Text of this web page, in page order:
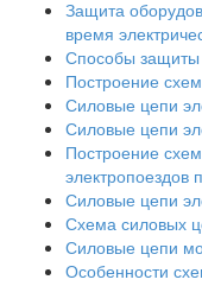
Защита
время
Способы защиты
Построение
Силовые цепи
Силовые цепи
Построение
электропоездов
Силовые цепи
Схема силовых
Силовые цепи
Особенности